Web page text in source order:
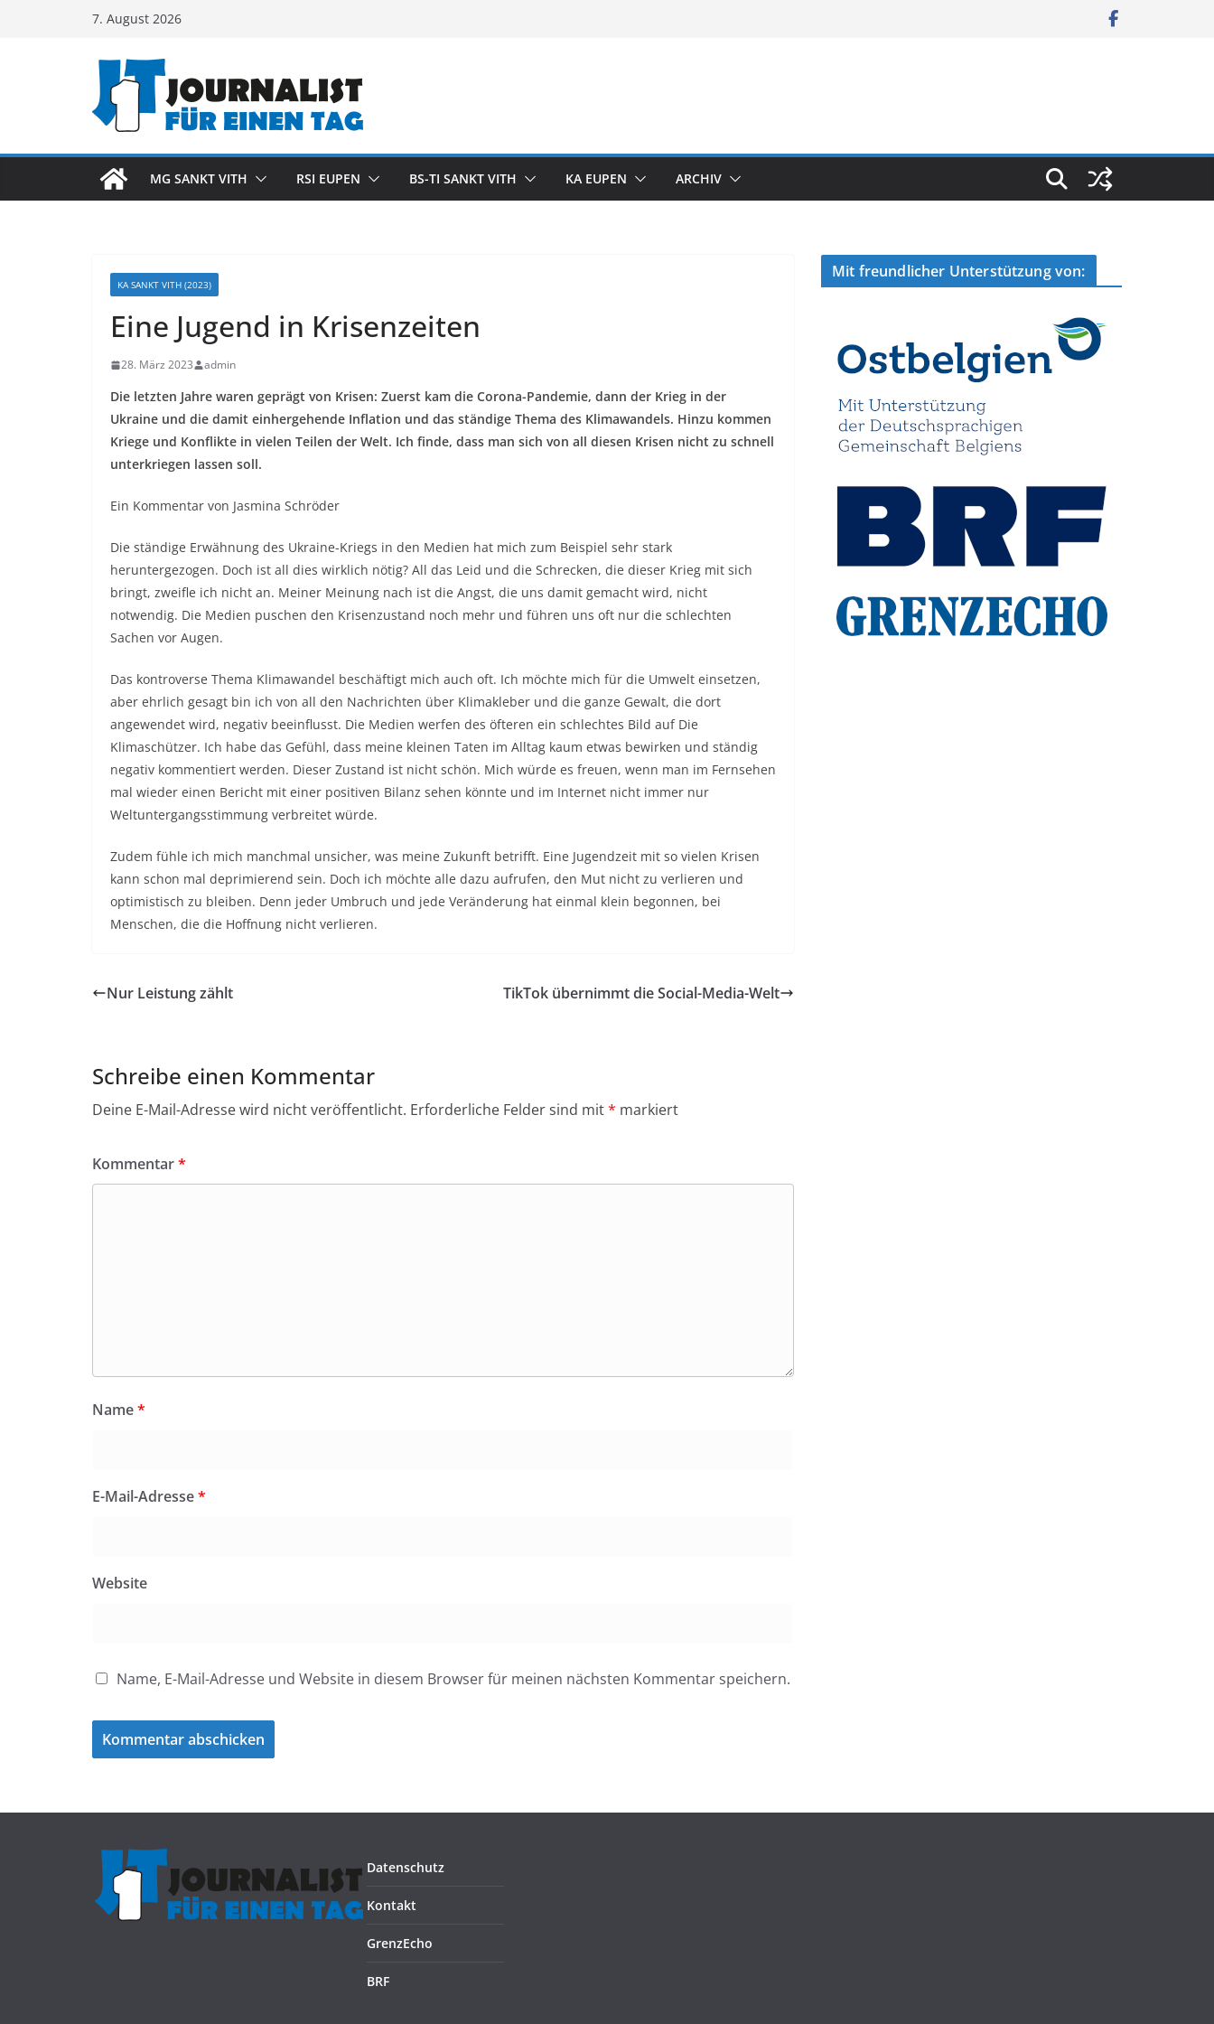
7. August 2026
MG SANKT VITH RSI EUPEN BS-TI SANKT VITH KA EUPEN ARCHIV
KA SANKT VITH (2023)
Eine Jugend in Krisenzeiten
28. März 2023 admin
Die letzten Jahre waren geprägt von Krisen: Zuerst kam die Corona-Pandemie, dann der Krieg in der
Ukraine und die damit einhergehende Inflation und das ständige Thema des Klimawandels. Hinzu kommen
Kriege und Konflikte in vielen Teilen der Welt. Ich finde, dass man sich von all diesen Krisen nicht zu schnell
unterkriegen lassen soll.
Ein Kommentar von Jasmina Schröder
Die ständige Erwähnung des Ukraine-Kriegs in den Medien hat mich zum Beispiel sehr stark
heruntergezogen. Doch ist all dies wirklich nötig? All das Leid und die Schrecken, die dieser Krieg mit sich
bringt, zweifle ich nicht an. Meiner Meinung nach ist die Angst, die uns damit gemacht wird, nicht
notwendig. Die Medien puschen den Krisenzustand noch mehr und führen uns oft nur die schlechten
Sachen vor Augen.
Das kontroverse Thema Klimawandel beschäftigt mich auch oft. Ich möchte mich für die Umwelt einsetzen,
aber ehrlich gesagt bin ich von all den Nachrichten über Klimakleber und die ganze Gewalt, die dort
angewendet wird, negativ beeinflusst. Die Medien werfen des öfteren ein schlechtes Bild auf Die
Klimaschützer. Ich habe das Gefühl, dass meine kleinen Taten im Alltag kaum etwas bewirken und ständig
negativ kommentiert werden. Dieser Zustand ist nicht schön. Mich würde es freuen, wenn man im Fernsehen
mal wieder einen Bericht mit einer positiven Bilanz sehen könnte und im Internet nicht immer nur
Weltuntergangsstimmung verbreitet würde.
Zudem fühle ich mich manchmal unsicher, was meine Zukunft betrifft. Eine Jugendzeit mit so vielen Krisen
kann schon mal deprimierend sein. Doch ich möchte alle dazu aufrufen, den Mut nicht zu verlieren und
optimistisch zu bleiben. Denn jeder Umbruch und jede Veränderung hat einmal klein begonnen, bei
Menschen, die die Hoffnung nicht verlieren.
Nur Leistung zählt TikTok übernimmt die Social-Media-Welt
Schreibe einen Kommentar
Deine E-Mail-Adresse wird nicht veröffentlicht. Erforderliche Felder sind mit* markiert
Kommentar*
Name*
E-Mail-Adresse*
Website
Name, E-Mail-Adresse und Website in diesem Browser für meinen nächsten Kommentar speichern.
Mit freundlicher Unterstützung von:
Datenschutz
Kontakt
GrenzEcho
BRF